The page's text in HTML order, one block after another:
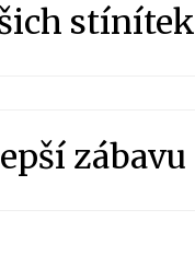
stínítek
zábavu